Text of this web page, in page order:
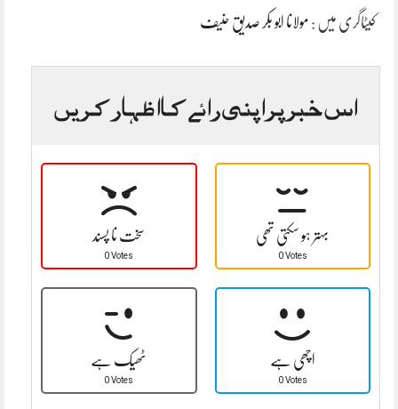
کیٹاگری میں : مولانا ابو بکر صدیق حنیف
اس خبر پر اپنی رائے کا اظہار کریں
سخت نا پسند
0 Votes
بہتر ہو سکتی تھی
0 Votes
ٹھیک ہے
0 Votes
اچھی ہے
0 Votes